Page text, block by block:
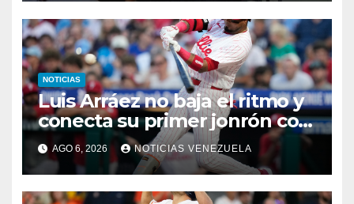
NOTICIAS
Luis Arráez no baja el ritmo y
conecta su primer jonrón con
los Filis
AGO 6, 2026 NOTICIAS VENEZUELA